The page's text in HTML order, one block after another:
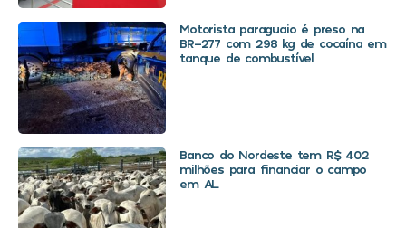
Motorista paraguaio é preso na
BR-277 com 298 kg de cocaína em
tanque de combustível
Banco do Nordeste tem R$ 402
milhões para financiar o campo
em AL